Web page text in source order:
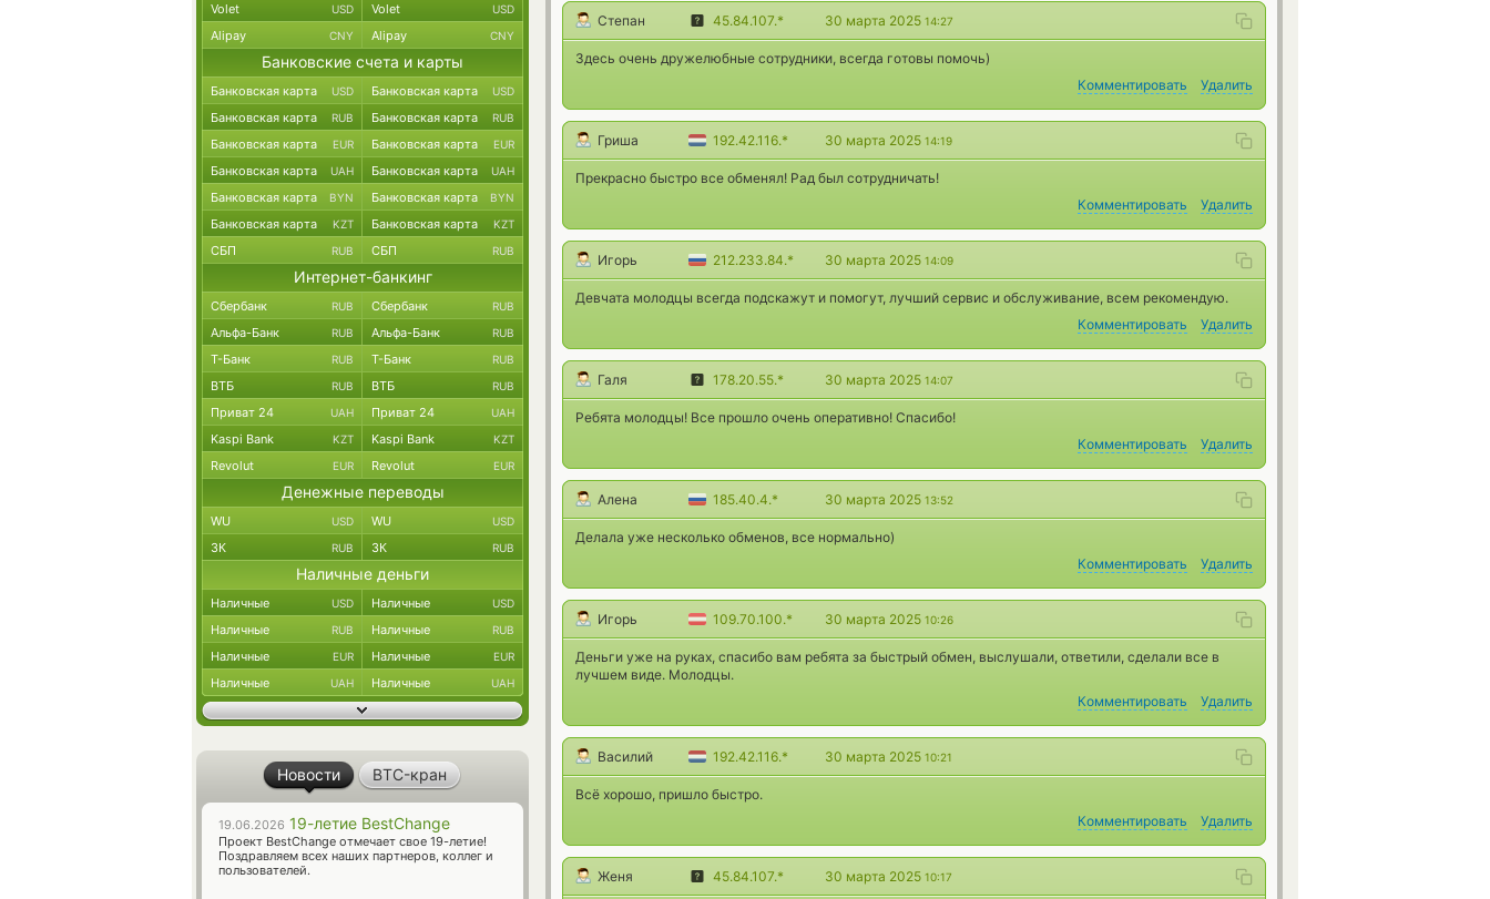
Степан 45.84.107.* 30 марта 2025 14:27
Здесь очень дружелюбные сотрудники, всегда готовы помочь)
Комментировать
Удалить
Гриша 192.42.116.* 30 марта 2025 14:19
Прекрасно быстро все обменял! Рад был сотрудничать!
Комментировать
Удалить
Игорь 212.233.84.* 30 марта 2025 14:09
Девчата молодцы всегда подскажут и помогут, лучший сервис и обслуживание, всем рекомендую.
Комментировать
Удалить
Галя 178.20.55.* 30 марта 2025 14:07
Ребята молодцы! Все прошло очень оперативно! Спасибо!
Комментировать
Удалить
Алена 185.40.4.* 30 марта 2025 13:52
Делала уже несколько обменов, все нормально)
Комментировать
Удалить
Игорь 109.70.100.* 30 марта 2025 10:26
Деньги уже на руках, спасибо вам ребята за быстрый обмен, выслушали, ответили, сделали все в
лучшем виде. Молодцы.
Комментировать
Удалить
Василий 192.42.116.* 30 марта 2025 10:21
Всё хорошо, пришло быстро.
Комментировать
Удалить
Женя 45.84.107.* 30 марта 2025 10:17
Volet USD Volet USD
Alipay CNY Alipay CNY
Банковские счета и карты
Банковская карта USD Банковская карта USD
Банковская карта RUB Банковская карта RUB
Банковская карта EUR Банковская карта EUR
Банковская карта UAH Банковская карта UAH
Банковская карта BYN Банковская карта BYN
Банковская карта KZT Банковская карта KZT
СБП RUB СБП RUB
Интернет-банкинг
Сбербанк RUB Сбербанк RUB
Альфа-Банк RUB Альфа-Банк RUB
Т-Банк RUB Т-Банк RUB
ВТБ RUB ВТБ RUB
Приват 24 UAH Приват 24 UAH
Kaspi Bank KZT Kaspi Bank KZT
Revolut EUR Revolut EUR
Денежные переводы
WU USD WU USD
ЗК RUB ЗК RUB
Наличные деньги
Наличные USD Наличные USD
Наличные RUB Наличные RUB
Наличные EUR Наличные EUR
Наличные UAH Наличные UAH
Новости BTC-кран
19.06.2026 19-летие BestChange
Проект BestChange отмечает свое 19-летие!
Поздравляем всех наших партнеров, коллег и
пользователей.